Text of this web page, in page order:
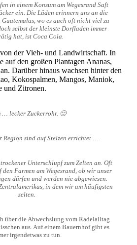
in einem Konsum am Wegesrand Saft
ein. Die Läden erinnern uns an die
wo es auch oft nicht viel zu
selbst der kleinste Dorfladen immer
hat, ist Coca Cola.
der Vieh- und Landwirtschaft. In
auf den großen Plantagen Ananas,
Darüber hinaus wachsen hinter den
Kokospalmen, Mangos, Maniok,
und Zitronen.
… lecker Zuckerrohr. 🙂
Region sind auf Stelzen errichtet …
Unterschlupf zum Zelten an. Oft
Farmen am Wegesrand, ob wir unser
dürfen und werden nie abgewiesen.
in dem wir am häufigsten
zelten.
über die Abwechslung vom Radelalltag
aus. Auf einem Bauernhof gibt es
irgendetwas zu tun.